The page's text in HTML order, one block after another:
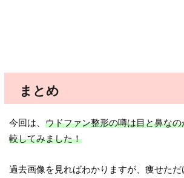
まとめ
今回は、ウドファン整形の噂は目と鼻な
較してみました！
過去画像を見ればわかりますが、痩せただ